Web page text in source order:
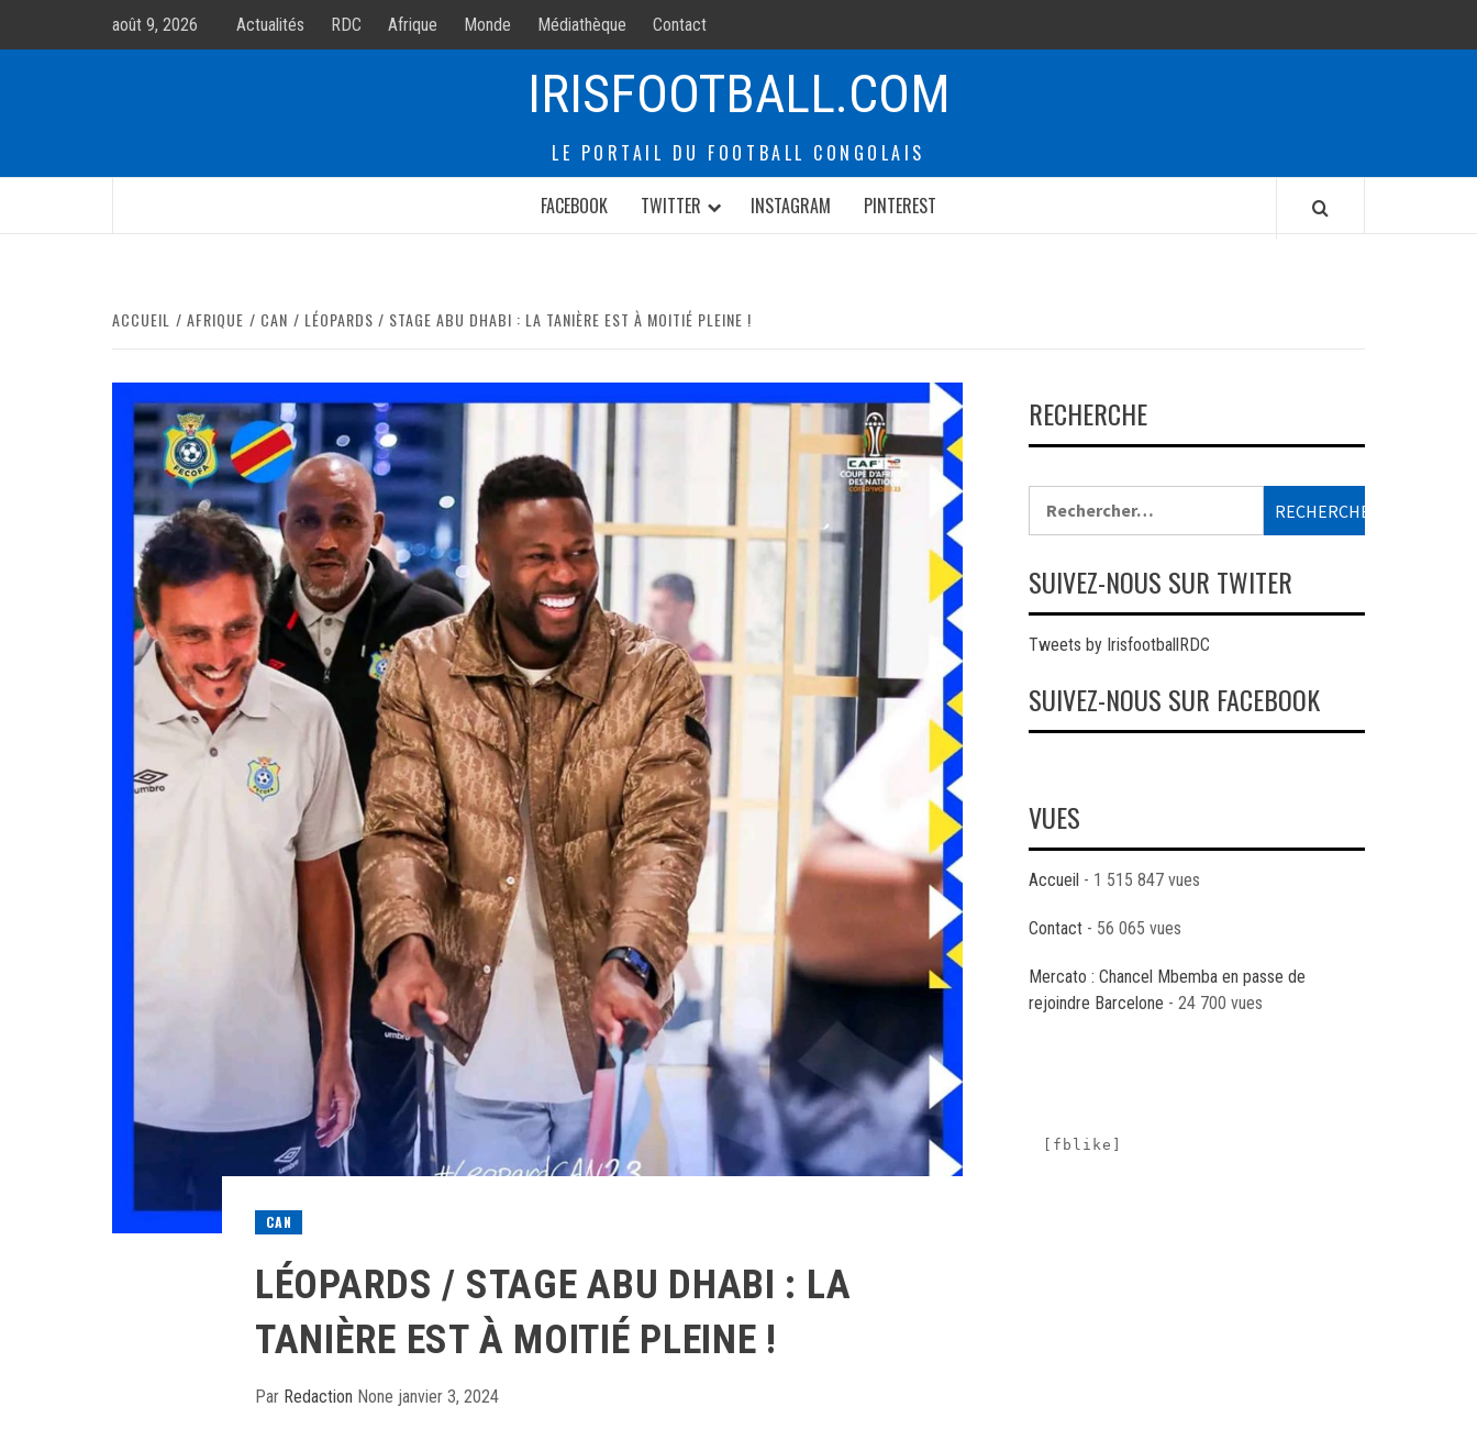
août 9, 2026 Actualités RDC Afrique Monde Médiathèque Contact
IRISFOOTBALL.COM
LE PORTAIL DU FOOTBALL CONGOLAIS
FACEBOOK
TWITTER INSTAGRAM PINTEREST
ACCUEIL AFRIQUE CAN LÉOPARDS / STAGE ABU DHABI : LA TANIÈRE EST À MOITIÉ PLEINE !
CAN
LÉOPARDS / STAGE ABU DHABI : LA
TANIÈRE EST À MOITIÉ PLEINE !
Par Redaction None janvier 3, 2024
RECHERCHE
SUIVEZ-NOUS SUR TWITER
Tweets by IrisfootballRDC
SUIVEZ-NOUS SUR FACEBOOK
VUES
Accueil - 1 515 847 vues
Contact - 56 065 vues
Mercato : Chancel Mbemba en passe de
rejoindre Barcelone - 24 700 vues
[fblike]